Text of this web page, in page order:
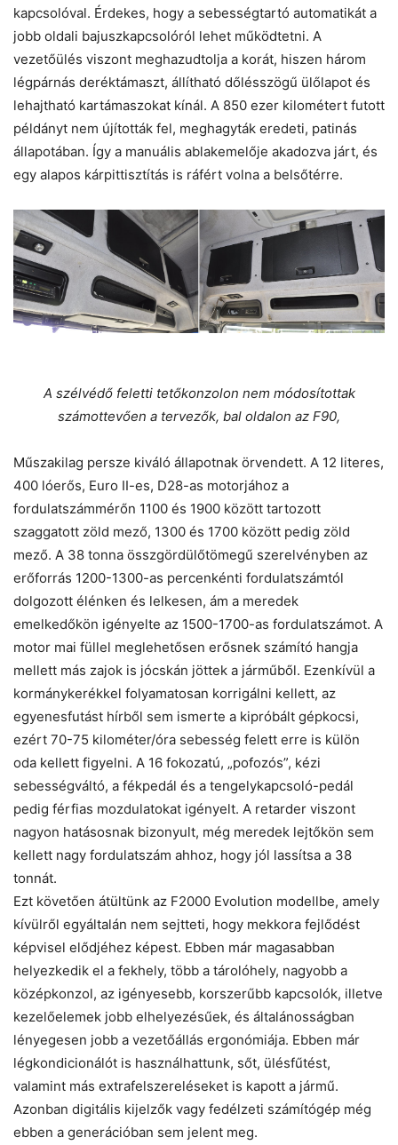
kapcsolóval. Érdekes, hogy a sebességtartó automatikát a
jobb oldali bajuszkapcsolóról lehet működtetni. A
vezetőülés viszont meghazudtolja a korát, hiszen három
légpárnás deréktámaszt, állítható dőlésszögű ülőlapot és
lehajtható kartámaszokat kínál. A 850 ezer kilométert futott
példányt nem újították fel, meghagyták eredeti, patinás
állapotában. Így a manuális ablakemelője akadozva járt, és
egy alapos kárpittisztítás is ráfért volna a belsőtérre.
A szélvédő feletti tetőkonzolon nem módosítottak
számottevően a tervezők, bal oldalon az F90,
Műszakilag persze kiváló állapotnak örvendett. A 12 literes,
400 lóerős, Euro II-es, D28-as motorjához a
fordulatszámmérőn 1100 és 1900 között tartozott
szaggatott zöld mező, 1300 és 1700 között pedig zöld
mező. A 38 tonna összgördülőtömegű szerelvényben az
erőforrás 1200-1300-as percenkénti fordulatszámtól
dolgozott élénken és lelkesen, ám a meredek
emelkedőkön igényelte az 1500-1700-as fordulatszámot. A
motor mai füllel meglehetősen erősnek számító hangja
mellett más zajok is jócskán jöttek a járműből. Ezenkívül a
kormánykerékkel folyamatosan korrigálni kellett, az
egyenesfutást hírből sem ismerte a kipróbált gépkocsi,
ezért 70-75 kilométer/óra sebesség felett erre is külön
oda kellett figyelni. A 16 fokozatú, „pofozós”, kézi
sebességváltó, a fékpedál és a tengelykapcsoló-pedál
pedig férfias mozdulatokat igényelt. A retarder viszont
nagyon hatásosnak bizonyult, még meredek lejtőkön sem
kellett nagy fordulatszám ahhoz, hogy jól lassítsa a 38
tonnát.
Ezt követően átültünk az F2000 Evolution modellbe, amely
kívülről egyáltalán nem sejtteti, hogy mekkora fejlődést
képvisel elődjéhez képest. Ebben már magasabban
helyezkedik el a fekhely, több a tárolóhely, nagyobb a
középkonzol, az igényesebb, korszerűbb kapcsolók, illetve
kezelőelemek jobb elhelyezésűek, és általánosságban
lényegesen jobb a vezetőállás ergonómiája. Ebben már
légkondicionálót is használhattunk, sőt, ülésfűtést,
valamint más extrafelszereléseket is kapott a jármű.
Azonban digitális kijelzők vagy fedélzeti számítógép még
ebben a generációban sem jelent meg.